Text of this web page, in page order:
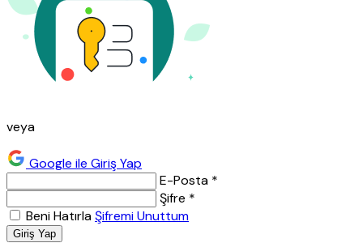
veya
Google ile Giriş Yap
E-Posta *
Şifre *
Beni HatırlaŞifremi Unuttum
Giriş Yap